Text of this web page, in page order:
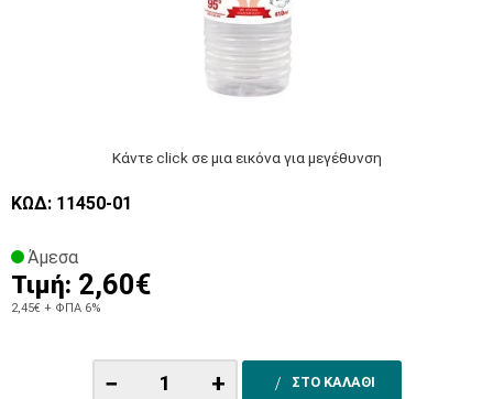
Κάντε click σε μια εικόνα για μεγέθυνση
ΚΩΔ: 11450-01
Άμεσα
Τιμή: 2,60€
2,45€ + ΦΠΑ 6%
− + ΣΤΟ ΚΑΛΑΘΙ